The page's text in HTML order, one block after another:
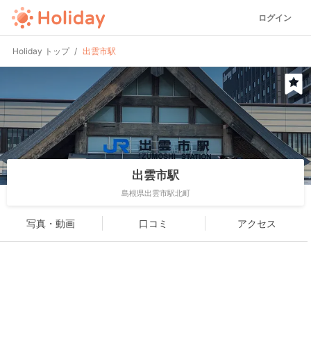
ログイン
Holiday トップ 出雲市駅
出雲市駅
島根県出雲市駅北町
写真・動画 口コミ アクセス